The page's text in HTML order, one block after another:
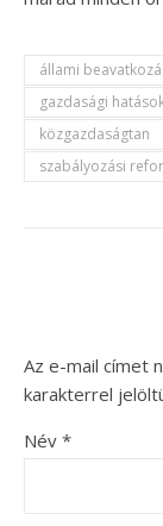
állami
gazdasági
közgazdaságtan
szabályozási
Az e-mail címet
karakterrel
Név *